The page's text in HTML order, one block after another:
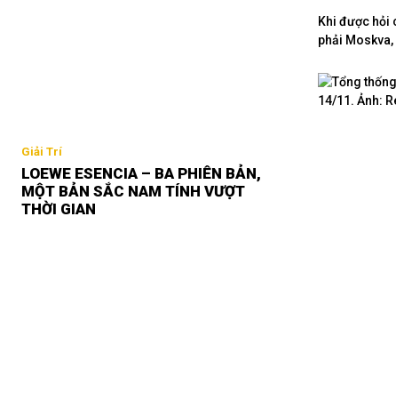
Giải Trí
LOEWE ESENCIA – BA PHIÊN BẢN,
MỘT BẢN SẮC NAM TÍNH VƯỢT
THỜI GIAN
Khi được hỏi
phải